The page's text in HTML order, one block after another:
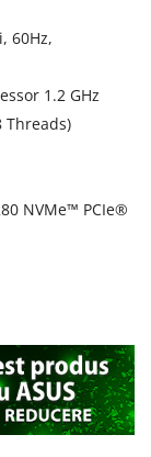
60Hz,
1.2 GHz
Threads)
NVMe™ PCIe®